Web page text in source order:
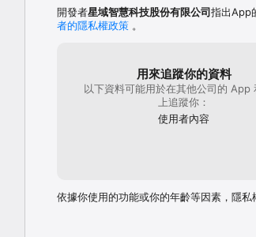
開發者星域智慧科技股份有限公司指出App
者的隱私權政策 。
用來追蹤你的資料
以下資料可能用於在其他公司的 App
上追蹤你：
使用者內容
依據你使用的功能或你的年齡等因素，隱私